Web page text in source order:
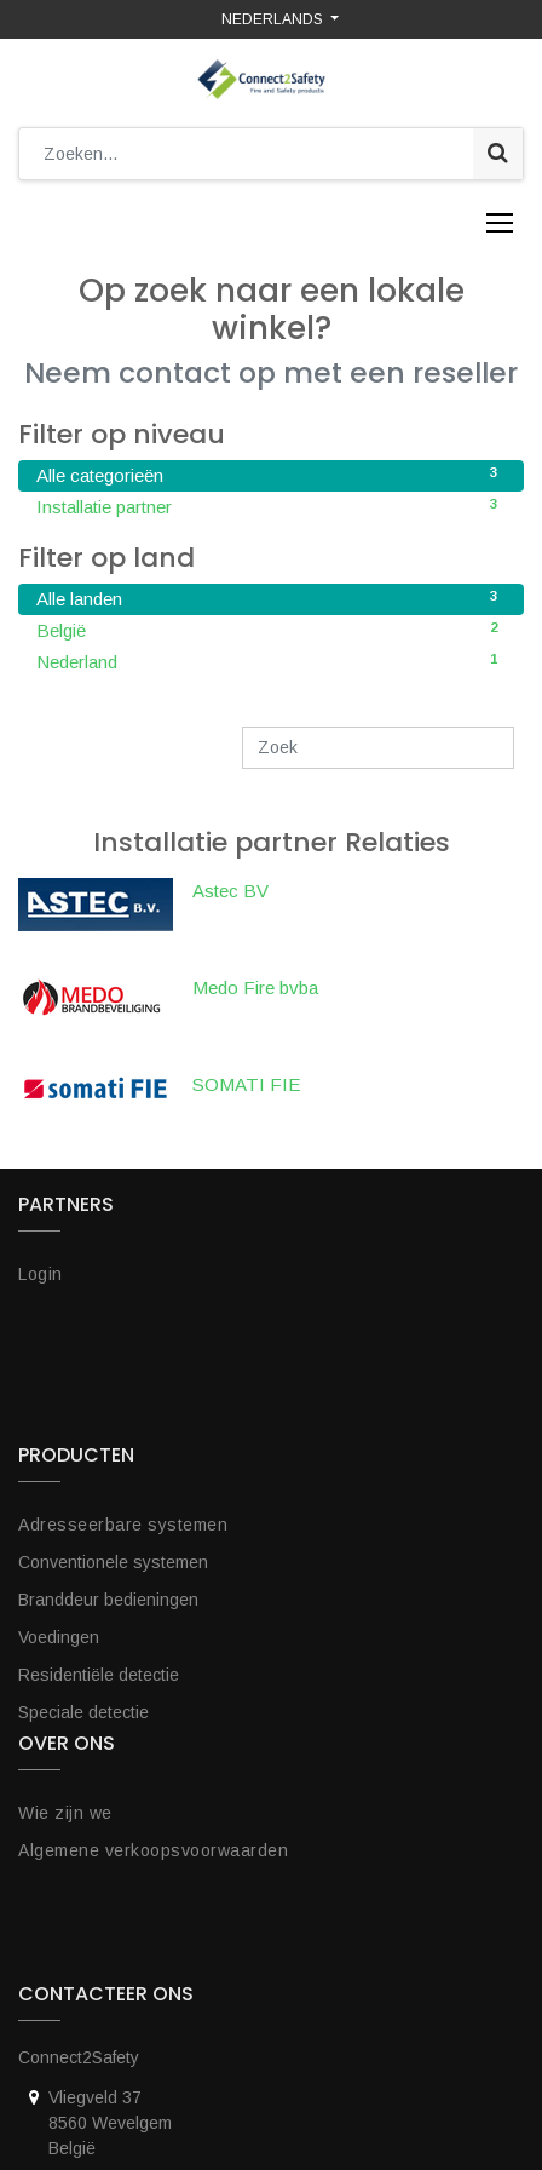
NEDERLANDS
Op zoek naar een lokale
winkel?
Neem contact op met een reseller
Filter op niveau
3
Alle categorieën
3
Installatie partner
Filter op land
3
Alle landen
2
België
1
Nederland
Installatie partner Relaties
Astec BV
Medo Fire bvba
SOMATI FIE
PARTNERS
Login
PRODUCTEN
Adresseerbare systemen
Conventionele systemen
Branddeur bedieningen
Voedingen
Residentiële detectie
Speciale detectie
OVER ONS
Wie zijn we
Algemene verkoopsvoorwaarden
CONTACTEER ONS
Connect2Safety
Vliegveld 37
8560 Wevelgem
België